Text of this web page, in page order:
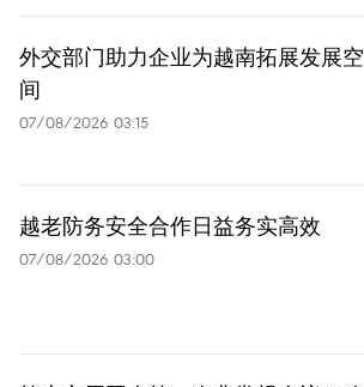
外交部门助力企业为越南拓展发展空
间
07/08/2026 03:15
越老防务安全合作日益务实高效
07/08/2026 03:00